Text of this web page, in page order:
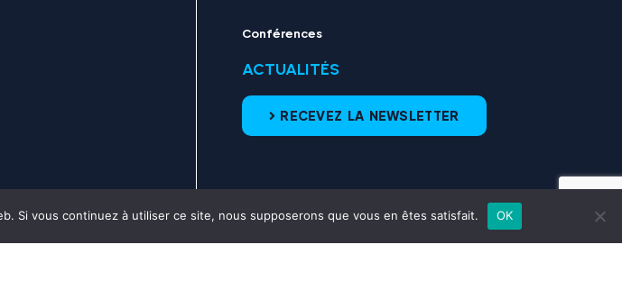
?
Conférences
ACTUALITÉS
RECEVEZ LA NEWSLETTER
Si vous continuez à utiliser ce site, nous supposerons que vous en êtes satisfait. OK